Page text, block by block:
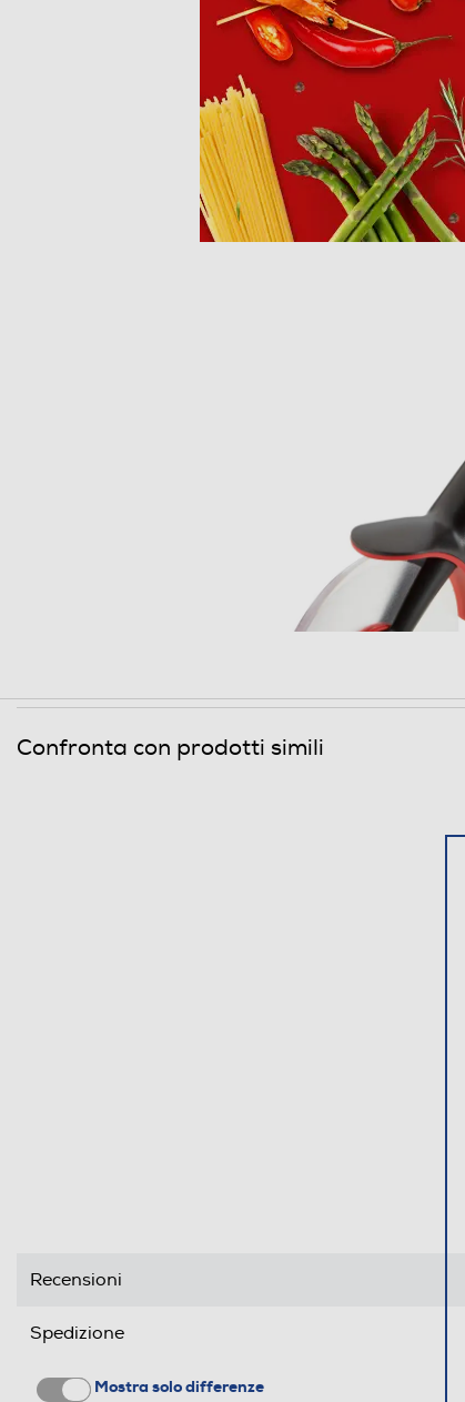
Confronta con prodotti simili
Recensioni
Spedizione
Mostra solo differenze